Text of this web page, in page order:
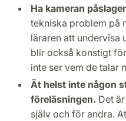
Ha kameran
tekniska problem på
läraren att undervisa
blir också konstigt
inte ser vem de talar
Ät helst inte någon
föreläsningen. Det
själv och för andra.